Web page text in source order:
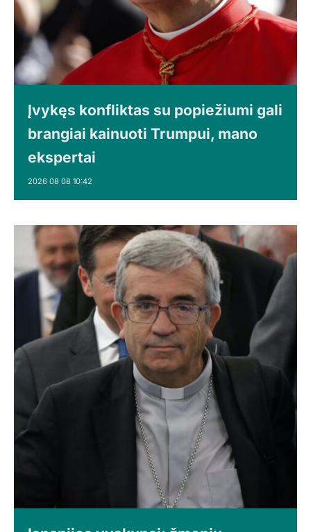
Įvykęs konfliktas su popiežiumi gali
brangiai kainuoti Trumpui, mano
ekspertai
2026 08 08 10:42